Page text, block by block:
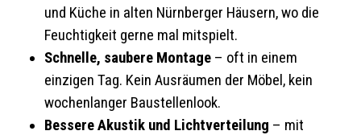
und Küche in alten Nürnberger Häusern, wo die
Feuchtigkeit gerne mal mitspielt.
Schnelle, saubere Montage – oft in einem
einzigen Tag. Kein Ausräumen der Möbel, kein
wochenlanger Baustellenlook.
Bessere Akustik und Lichtverteilung – mit